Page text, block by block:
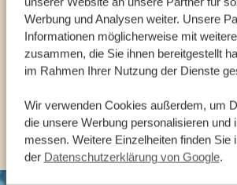
Werbung und Analysen weiter. Unsere
Informationen möglicherweise mit
zusammen, die Sie ihnen bereitgestellt
im Rahmen Ihrer Nutzung der Dienste
Wir verwenden Cookies außerdem, um
die unsere Werbung personalisieren und
messen. Weitere Einzelheiten finden Sie
der Datenschutzerklärung von Google.
UNSERE EXPERTEN HELFEN
DE:+49 3222 1850
ANDERE LÄNDER